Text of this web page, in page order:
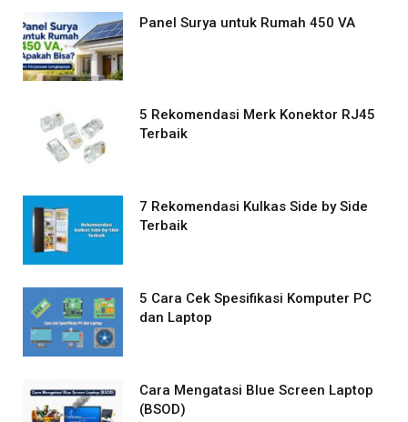
Panel Surya untuk Rumah 450 VA
5 Rekomendasi Merk Konektor RJ45
Terbaik
7 Rekomendasi Kulkas Side by Side
Terbaik
5 Cara Cek Spesifikasi Komputer PC
dan Laptop
Cara Mengatasi Blue Screen Laptop
(BSOD)